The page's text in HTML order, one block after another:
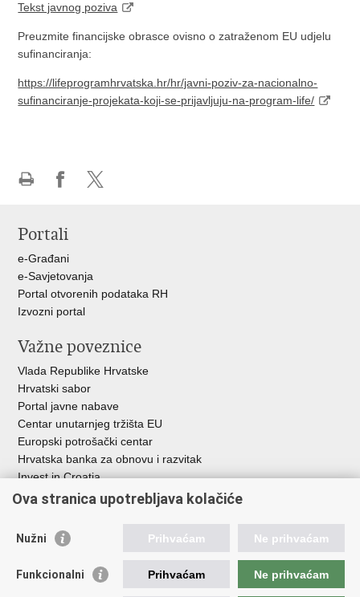
Tekst javnog poziva
Preuzmite financijske obrasce ovisno o zatraženom EU udjelu
sufinanciranja:
https://lifeprogramhrvatska.hr/hr/javni-poziv-za-nacionalno-
sufinanciranje-projekata-koji-se-prijavljuju-na-program-life/
Facebooku
Portali
e-Građani
e-Savjetovanja
Portal otvorenih podataka RH
Izvozni portal
Važne poveznice
Vlada Republike Hrvatske
Hrvatski sabor
Portal javne nabave
Centar unutarnjeg tržišta EU
Europski potrošački centar
Hrvatska banka za obnovu i razvitak
Invest in Croatia
Europska banka za obnovu i razvoj
Središnja agencija za financiranje i ugovaranje
Institucije i javne ustanove u nadležnosti
Ministarstva
Ova stranica upotrebljava kolačiće
Nužni Prihvaćam Ne prihvaćam
Funkcionalni Prihvaćam Ne prihvaćam